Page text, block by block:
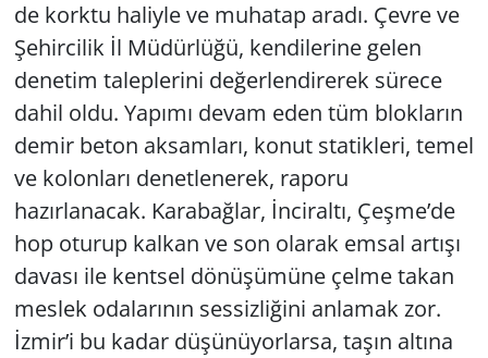
de korktu haliyle ve muhatap aradı. Çevre ve
Şehircilik İl Müdürlüğü, kendilerine gelen
denetim taleplerini değerlendirerek sürece
dahil oldu. Yapımı devam eden tüm blokların
demir beton aksamları, konut statikleri, temel
ve kolonları denetlenerek, raporu
hazırlanacak. Karabağlar, İnciraltı, Çeşme’de
hop oturup kalkan ve son olarak emsal artışı
davası ile kentsel dönüşümüne çelme takan
meslek odalarının sessizliğini anlamak zor.
İzmir’i bu kadar düşünüyorlarsa, taşın altına